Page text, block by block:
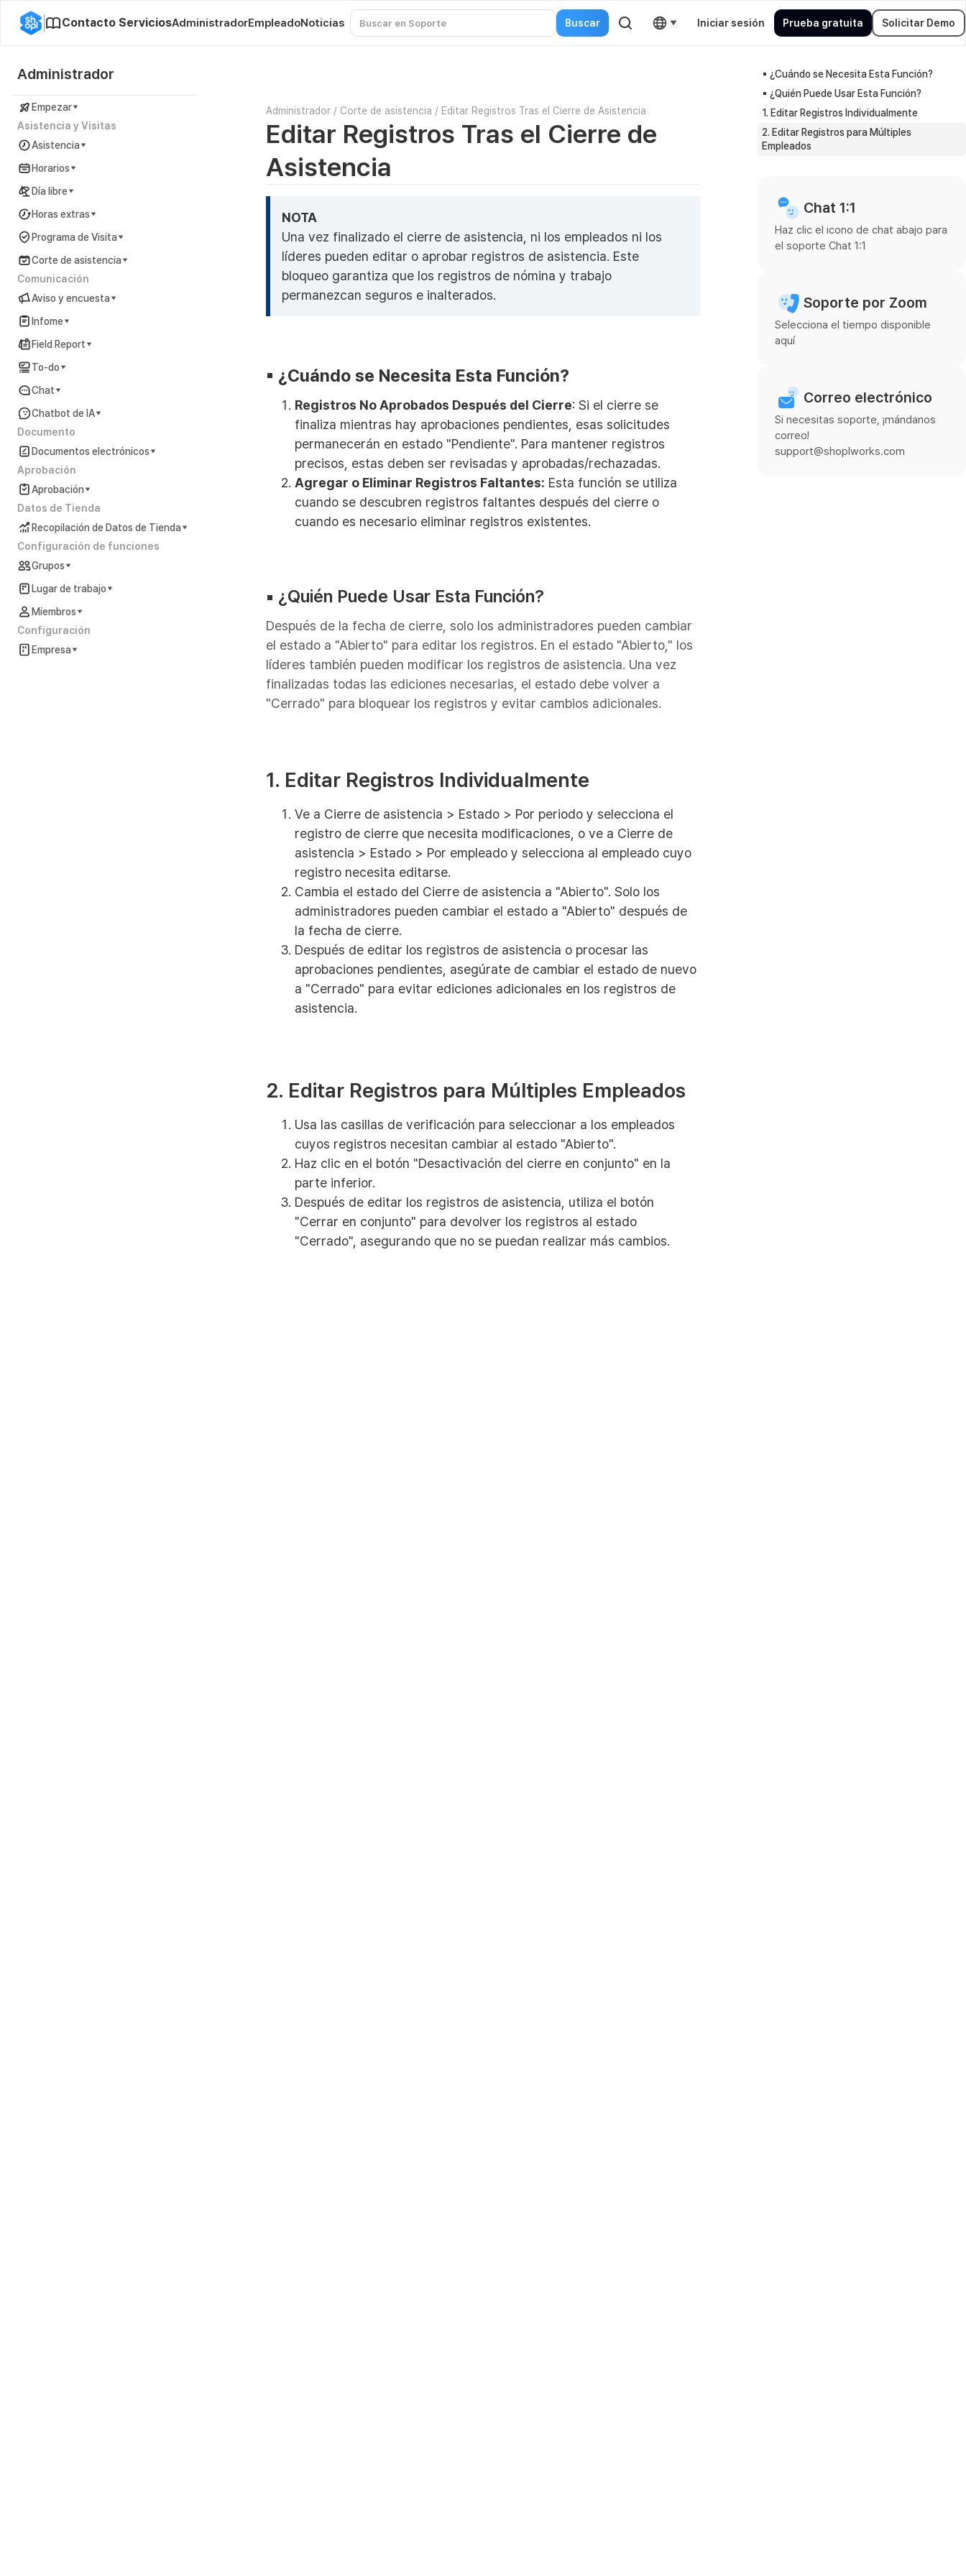
Contacto ServiciosAdministradorEmpleadoNoticias Iniciar sesión Prueba gratuita Solicitar Demo
Administrador
Empezar
Asistencia y Visitas
Asistencia
Horarios
Día libre
Horas extras
Programa de Visita
Corte de asistencia
Comunicación
Aviso y encuesta
Infome
Field Report
To-do
Chat
Chatbot de IA
Documento
Documentos electrónicos
Aprobación
Aprobación
Datos de Tienda
Recopilación de Datos de Tienda
Configuración de funciones
Grupos
Lugar de trabajo
Miembros
Configuración
Empresa
Administrador / Corte de asistencia / Editar Registros Tras el Cierre de Asistencia
Editar Registros Tras el Cierre de
Asistencia
NOTA
Una vez finalizado el cierre de asistencia, ni los empleados ni los
líderes pueden editar o aprobar registros de asistencia. Este
bloqueo garantiza que los registros de nómina y trabajo
permanezcan seguros e inalterados.
▪︎ ¿Cuándo se Necesita Esta Función?
Registros No Aprobados Después del Cierre: Si el cierre se
finaliza mientras hay aprobaciones pendientes, esas solicitudes
permanecerán en estado "Pendiente". Para mantener registros
precisos, estas deben ser revisadas y aprobadas/rechazadas.
Agregar o Eliminar Registros Faltantes: Esta función se utiliza
cuando se descubren registros faltantes después del cierre o
cuando es necesario eliminar registros existentes.
▪︎ ¿Quién Puede Usar Esta Función?
Después de la fecha de cierre, solo los administradores pueden cambiar
el estado a "Abierto" para editar los registros. En el estado "Abierto," los
líderes también pueden modificar los registros de asistencia. Una vez
finalizadas todas las ediciones necesarias, el estado debe volver a
"Cerrado" para bloquear los registros y evitar cambios adicionales.
1. Editar Registros Individualmente
Ve a Cierre de asistencia > Estado > Por periodo y selecciona el
registro de cierre que necesita modificaciones, o ve a Cierre de
asistencia > Estado > Por empleado y selecciona al empleado cuyo
registro necesita editarse.
Cambia el estado del Cierre de asistencia a "Abierto". Solo los
administradores pueden cambiar el estado a "Abierto" después de
la fecha de cierre.
Después de editar los registros de asistencia o procesar las
aprobaciones pendientes, asegúrate de cambiar el estado de nuevo
a "Cerrado" para evitar ediciones adicionales en los registros de
asistencia.
2. Editar Registros para Múltiples Empleados
Usa las casillas de verificación para seleccionar a los empleados
cuyos registros necesitan cambiar al estado "Abierto".
Haz clic en el botón "Desactivación del cierre en conjunto" en la
parte inferior.
Después de editar los registros de asistencia, utiliza el botón
"Cerrar en conjunto" para devolver los registros al estado
"Cerrado", asegurando que no se puedan realizar más cambios.
▪︎ ¿Cuándo se Necesita Esta Función?
▪︎ ¿Quién Puede Usar Esta Función?
1. Editar Registros Individualmente
2. Editar Registros para Múltiples
Empleados
Chat 1:1
Haz clic el icono de chat abajo para
el soporte Chat 1:1
Soporte por Zoom
Selecciona el tiempo disponible
aquí
Correo electrónico
Si necesitas soporte, ¡mándanos
correo!
support@shoplworks.com